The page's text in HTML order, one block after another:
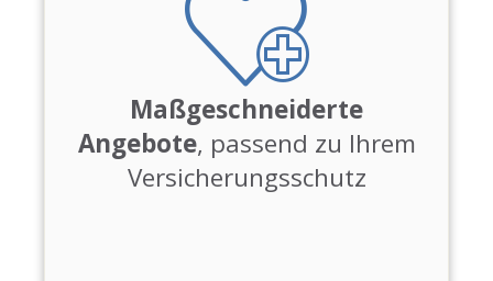
Maßgeschneiderte
Angebote, passend zu Ihrem
Versicherungsschutz